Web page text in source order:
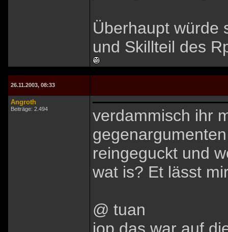
Überhaupt würde
und Skillteil des
26.11.2003, 08:33
Angroth
Beiträge: 2.494
verdammisch ihr
reingeguckt und
wat is? Et lässt
@ tuan